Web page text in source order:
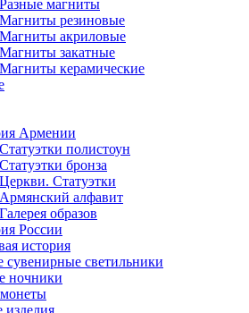
Разные магниты
Магниты резиновые
Магниты акриловые
Магниты закатные
Магниты керамические
Армении
Статуэтки полистоун
Статуэтки бронза
Церкви. Статуэтки
Армянский алфавит
Галерея образов
России
история
сувенирные светильники
ночники
изделия